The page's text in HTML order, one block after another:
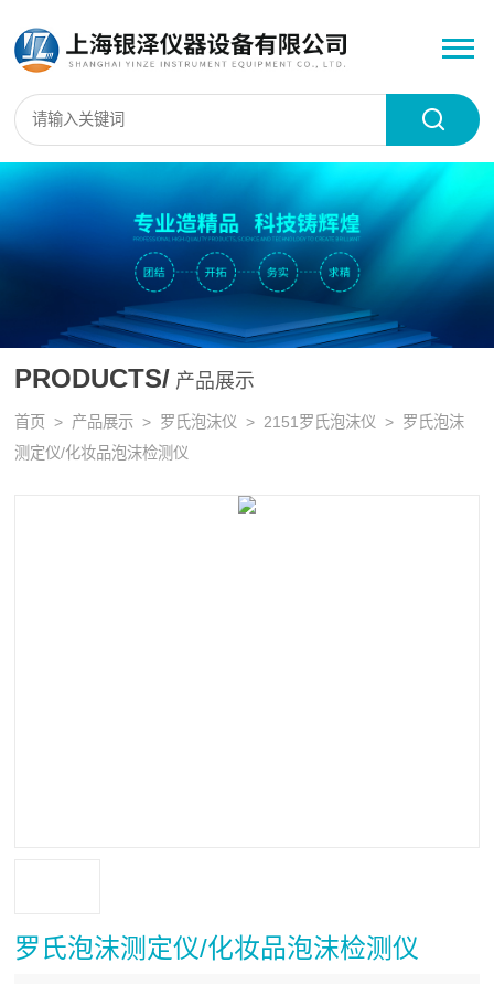
PRODUCTS/ 产品展示
首页 > 产品展示 > 罗氏泡沫仪 > 2151罗氏泡沫仪 > 罗氏泡沫
测定仪/化妆品泡沫检测仪
罗氏泡沫测定仪/化妆品泡沫检测仪